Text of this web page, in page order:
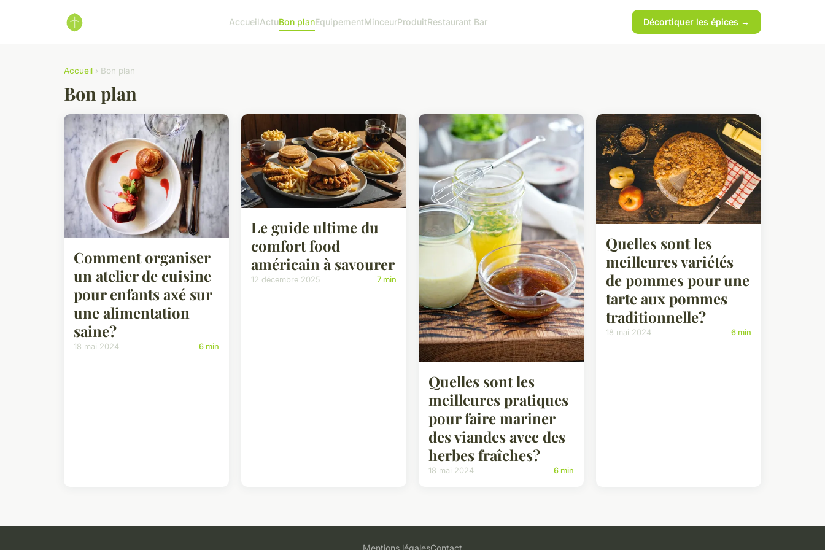
AccueilActuBon planEquipementMinceurProduitRestaurant Bar Décortiquer les épices →
Accueil › Bon plan
Bon plan
Comment organiser
un atelier de cuisine
pour enfants axé sur
une alimentation
saine?
18 mai 2024 6 min
Le guide ultime du
comfort food
américain à savourer
12 décembre 2025 7 min
Quelles sont les
meilleures pratiques
pour faire mariner
des viandes avec des
herbes fraîches?
18 mai 2024 6 min
Quelles sont les
meilleures variétés
de pommes pour une
tarte aux pommes
traditionnelle?
18 mai 2024 6 min
Mentions légalesContact